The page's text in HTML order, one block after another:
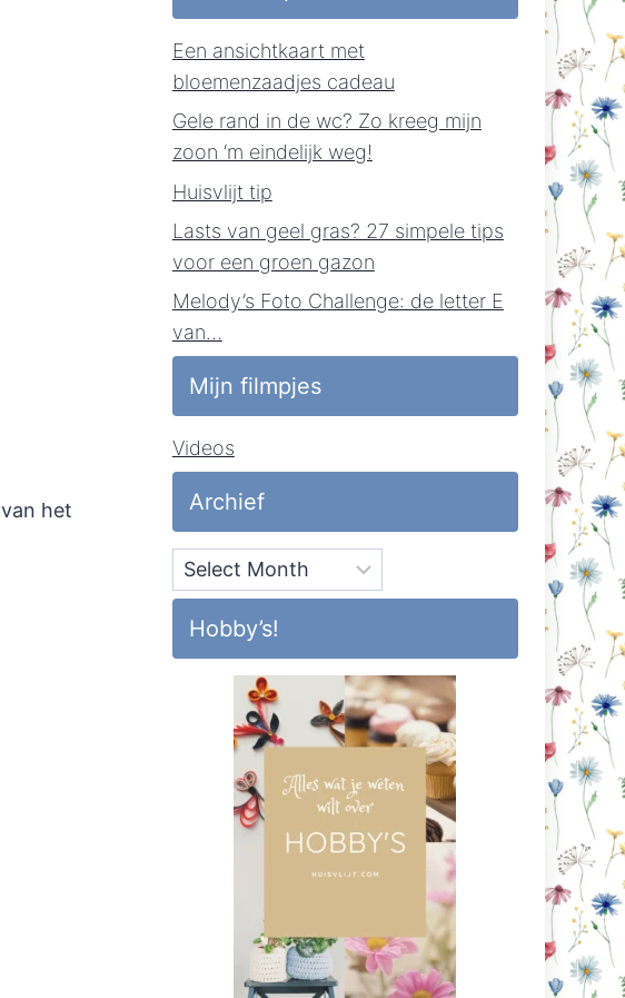
van het
Een ansichtkaart met
bloemenzaadjes cadeau
Gele rand in de wc? Zo kreeg mijn
zoon ‘m eindelijk weg!
Huisvlijt tip
Lasts van geel gras? 27 simpele tips
voor een groen gazon
Melody’s Foto Challenge: de letter E
van…
Mijn filmpjes
Videos
Archief
Archief
Hobby’s!